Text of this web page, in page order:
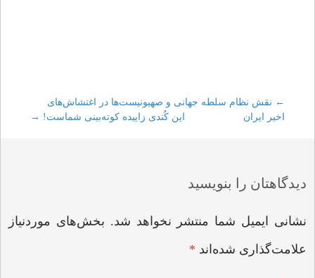
Post
← نقش نظام سلطه جهانی و صهیونیست‌‌ها در اغتشاش‌های
اخیر ایران
این کُندى زاییده کوته‌بینى شماست! →
دیدگاهتان را بنویسید
نشانی ایمیل شما منتشر نخواهد شد. بخش‌های موردنیاز
علامت‌گذاری شده‌اند *